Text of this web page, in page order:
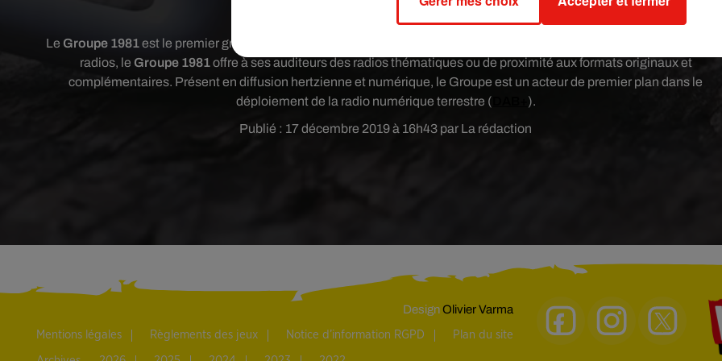
Publié : 17 décembre 2019 à 16h43 par La rédaction
BlackBox : 78⬯731 écoutes actives en France
Le Groupe 1981est le premier groupe de radios indépendant avec près d’1,8 million d’auditeurs quotidiens. Avec ses
radios, le Groupe 1981offre à ses auditeurs des radios thématiques ou de proximité aux formats originaux et
complémentaires. Présent en diffusion hertzienne et numérique, le Groupe est un acteur de premier plan dans le
déploiement de la radio numérique terrestre (
).
DesignOlivier Varma
Mentions légales Règlements des jeux Notice d’information RGPD Plan du site